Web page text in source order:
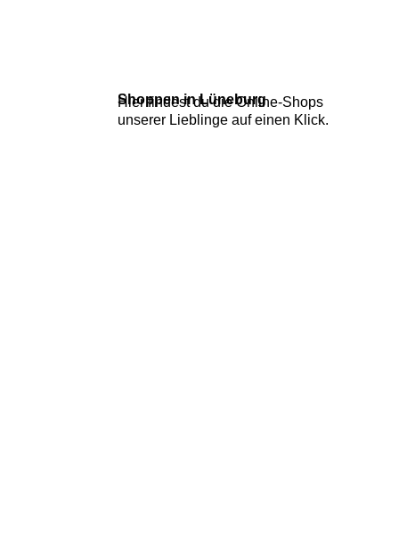
Shoppen in Lüneburg
Hier findest du die Online-Shops
unserer Lieblinge auf einen Klick.